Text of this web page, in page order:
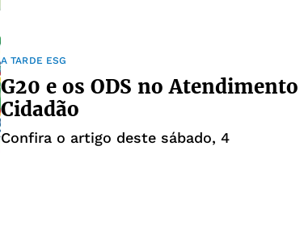
A TARDE ESG
G20 e os ODS no Atendimento
Cidadão
Confira o artigo deste sábado, 4